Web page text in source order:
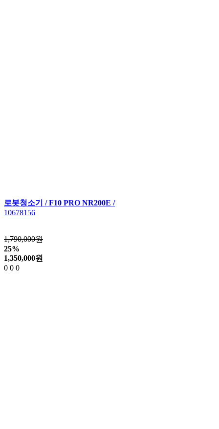
로봇청소기 / F10 PRO NR200E /
10678156
1,790,000원
25%
1,350,000원
0 0 0